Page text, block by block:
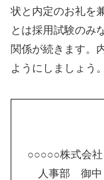
状と内定のお礼を
とは採用試験のみ
関係が続きます。
ようにしましょう。
○○○○○株式会社
人事部 御中